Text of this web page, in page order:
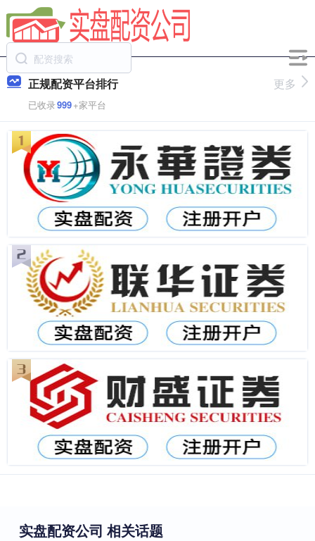
正规配资平台排行
已收录999+家平台
更多
实盘配资公司 相关话题